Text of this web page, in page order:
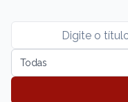
Todas